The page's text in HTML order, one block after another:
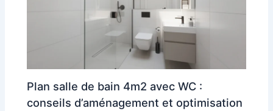
Plan salle de bain 4m2 avec WC :
conseils d’aménagement et optimisation